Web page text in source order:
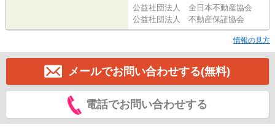
公益社団法人 全日本不動産協会
公益社団法人 不動産保証協会
情報の見方
メールでお問い合わせする(無料)
電話でお問い合わせする